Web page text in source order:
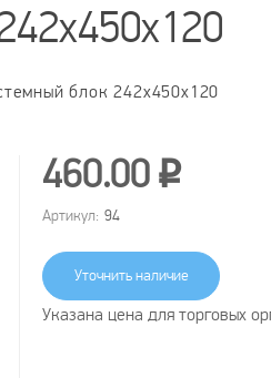
блок 242х450х120
460.00 i
Артикул: 94
Уточнить наличие
Указана цена для торговых